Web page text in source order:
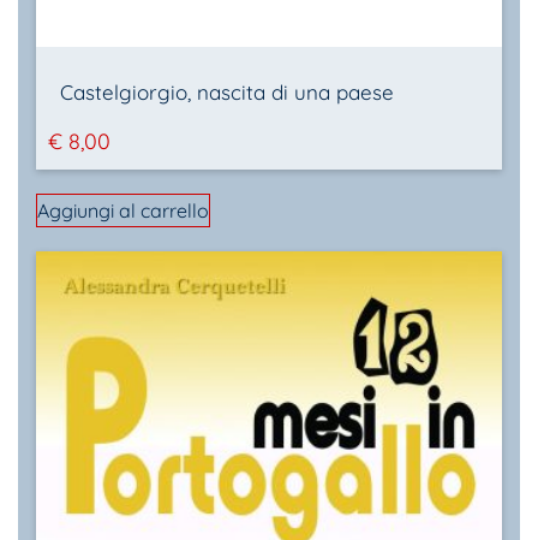
Castelgiorgio, nascita di una paese
€ 8,00
Aggiungi al carrello